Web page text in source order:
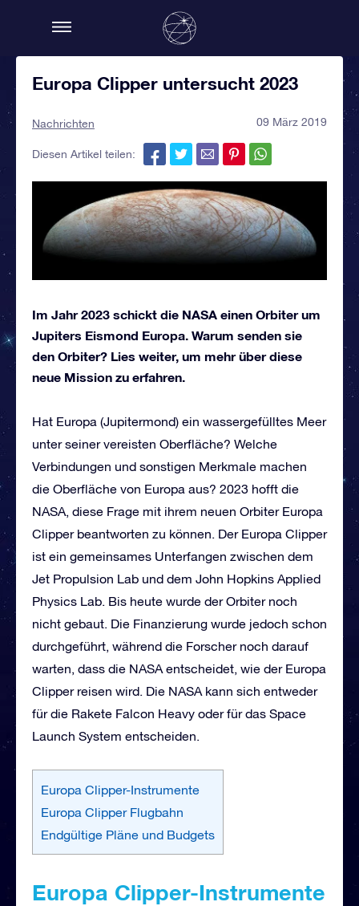
Europa Clipper untersucht 2023
Nachrichten 09 März 2019
Diesen Artikel teilen:
Im Jahr 2023 schickt die NASA einen Orbiter um
Jupiters Eismond Europa. Warum senden sie
den Orbiter? Lies weiter, um mehr über diese
neue Mission zu erfahren.
Hat Europa (Jupitermond) ein wassergefülltes Meer
unter seiner vereisten Oberfläche? Welche
Verbindungen und sonstigen Merkmale machen
die Oberfläche von Europa aus? 2023 hofft die
NASA, diese Frage mit ihrem neuen Orbiter Europa
Clipper beantworten zu können. Der Europa Clipper
ist ein gemeinsames Unterfangen zwischen dem
Jet Propulsion Lab und dem John Hopkins Applied
Physics Lab. Bis heute wurde der Orbiter noch
nicht gebaut. Die Finanzierung wurde jedoch schon
durchgeführt, während die Forscher noch darauf
warten, dass die NASA entscheidet, wie der Europa
Clipper reisen wird. Die NASA kann sich entweder
für die Rakete Falcon Heavy oder für das Space
Launch System entscheiden.
Europa Clipper-Instrumente
Europa Clipper Flugbahn
Endgültige Pläne und Budgets
Europa Clipper-Instrumente